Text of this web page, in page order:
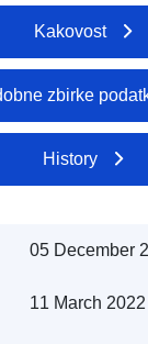
Kakovost
zbirke
History
05 December
11 March 2022